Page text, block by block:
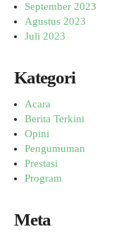
September 2023
Agustus 2023
Juli 2023
Kategori
Acara
Berita Terkini
Opini
Pengumuman
Prestasi
Program
Meta